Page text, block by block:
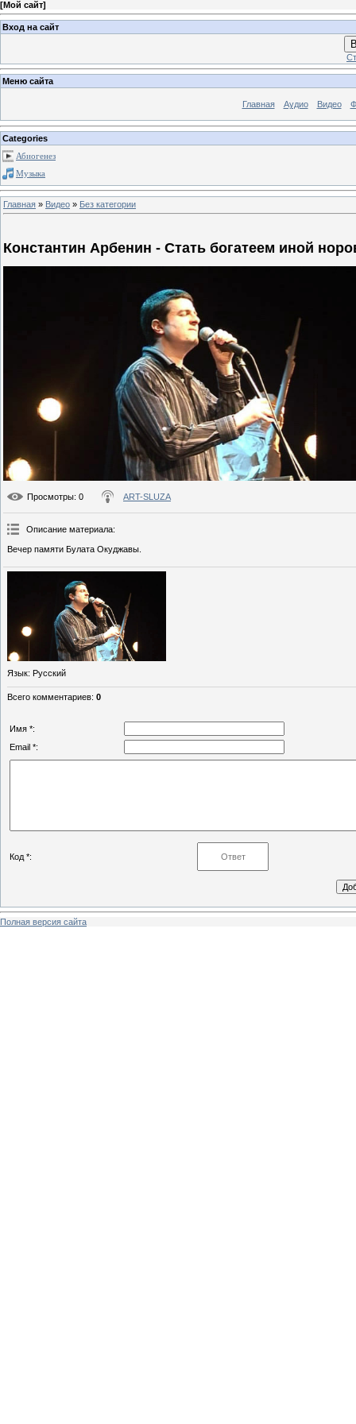
[Мой сайт]
Вход на сайт
Меню сайта
Главная Аудио Видео
Categories
Абиогенез
Музыка
Главная » Видео » Без категории
Константин Арбенин - Стать богатеем иной
Просмотры: 0 ART-SLUZA
Описание материала:
Вечер памяти Булата Окуджавы.
Язык: Русский
Всего комментариев: 0
Имя *:
Email *:
Код *:
Полная версия сайта